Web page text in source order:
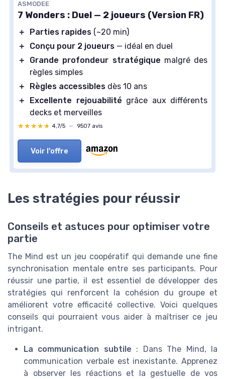
ASMODEE
7 Wonders : Duel — 2 joueurs (Version FR)
＋ Parties rapides (~20 min)
＋
Conçu pour 2 joueurs — idéal en duel
＋
Grande profondeur stratégique malgré des
règles simples
＋
Règles accessibles dès 10 ans
＋
Excellente rejouabilité grâce aux différents
decks et merveilles
★★★★★
★★★★★ 4,7/5 — 9507 avis
Voir l'offre
Les stratégies pour réussir
Conseils et astuces pour optimiser votre
partie
The Mind est un jeu coopératif qui demande une fine
synchronisation mentale entre ses participants. Pour
réussir une partie, il est essentiel de développer des
stratégies qui renforcent la cohésion du groupe et
améliorent votre efficacité collective. Voici quelques
conseils qui pourraient vous aider à maîtriser ce jeu
intrigant.
La communication subtile : Dans The Mind, la
communication verbale est inexistante. Apprenez
à observer les réactions et la gestuelle de vos